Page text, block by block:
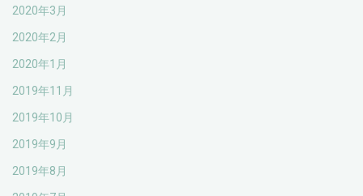
2020年3月
2020年2月
2020年1月
2019年11月
2019年10月
2019年9月
2019年8月